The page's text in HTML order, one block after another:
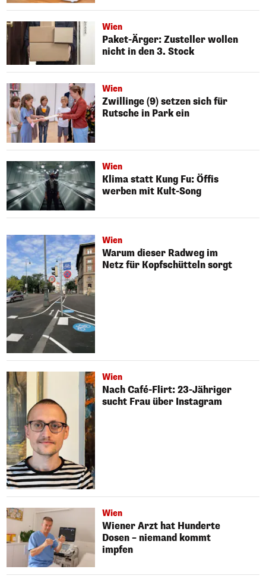
Wien
Paket-Ärger: Zusteller wollen
nicht in den 3. Stock
Wien
Zwillinge (9) setzen sich für
Rutsche in Park ein
Wien
Klima statt Kung Fu: Öffis
werben mit Kult-Song
Wien
Warum dieser Radweg im
Netz für Kopfschütteln sorgt
Wien
Nach Café-Flirt: 23-Jähriger
sucht Frau über Instagram
Wien
Wiener Arzt hat Hunderte
Dosen – niemand kommt
impfen